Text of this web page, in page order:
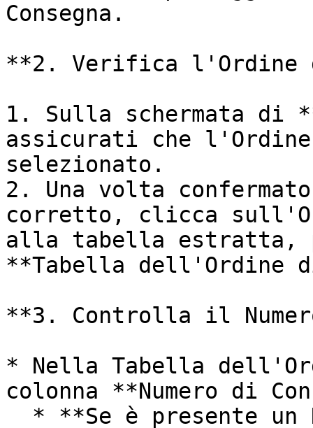
Consegna.
**2. Verifica l'Ordine
1. Sulla schermata di
assicurati che
selezionato.
2. Una volta
corretto, clicca
alla tabella estratta,
**Tabella dell'Ordine
**3. Controlla il
* Nella Tabella
colonna **Numero di